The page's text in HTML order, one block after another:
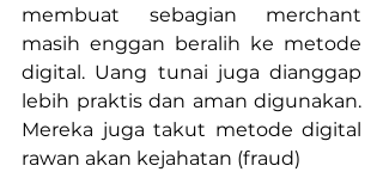
membuat sebagian merchant
masih enggan beralih ke metode
digital. Uang tunai juga dianggap
lebih praktis dan aman digunakan.
Mereka juga takut metode digital
rawan akan kejahatan (fraud)